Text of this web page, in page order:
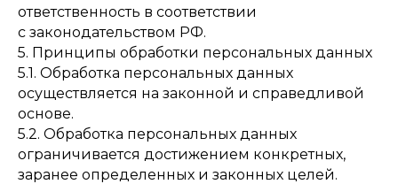
ответственность в соответствии
с законодательством РФ.
5. Принципы обработки персональных данных
5.1. Обработка персональных данных
осуществляется на законной и справедливой
основе.
5.2. Обработка персональных данных
ограничивается достижением конкретных,
заранее определенных и законных целей.